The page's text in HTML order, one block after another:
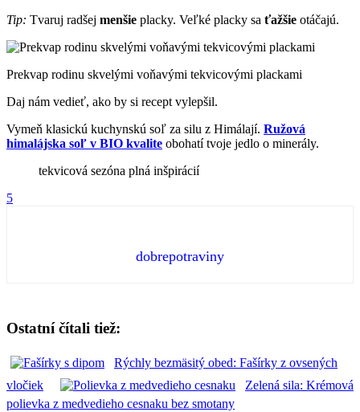
Tip: Tvaruj radšej menšie placky. Veľké placky sa ťažšie otáčajú.
Prekvap rodinu skvelými voňavými tekvicovými plackami
Daj nám vedieť, ako by si recept vylepšil.
Vymeň klasickú kuchynskú soľ za silu z Himálají. Ružová
himalájska soľ v BIO kvalite obohatí tvoje jedlo o minerály.
tekvicová sezóna plná inšpirácií
5
dobrepotraviny
Ostatní čítali tiež:
Rýchly bezmäsitý obed: Fašírky z ovsených
vločiek
Zelená sila: Krémová
polievka z medvedieho cesnaku bez smotany